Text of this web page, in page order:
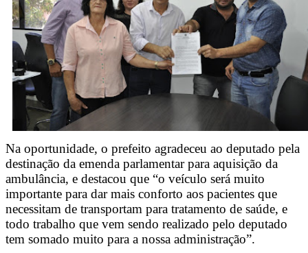
Na oportunidade, o prefeito agradeceu ao deputado pela
destinação da emenda parlamentar para aquisição da
ambulância, e destacou que “o veículo será muito
importante para dar mais conforto aos pacientes que
necessitam de transportam para tratamento de saúde, e
todo trabalho que vem sendo realizado pelo deputado
tem somado muito para a nossa administração”.